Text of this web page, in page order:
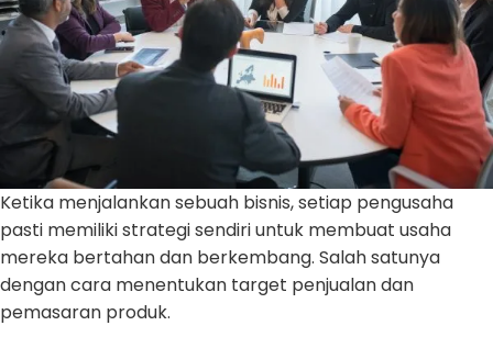
Ketika menjalankan sebuah bisnis, setiap pengusaha
pasti memiliki strategi sendiri untuk membuat usaha
mereka bertahan dan berkembang. Salah satunya
dengan cara menentukan target penjualan dan
pemasaran produk.